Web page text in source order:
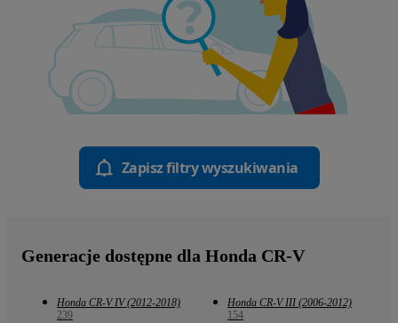
Zapisz filtry wyszukiwania
Generacje dostępne dla Honda CR-V
Honda CR-V IV (2012-2018)
239
Honda CR-V III (2006-2012)
154